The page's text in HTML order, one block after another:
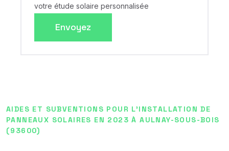
votre étude solaire personnalisée
Envoyez
AIDES ET SUBVENTIONS POUR L'INSTALLATION DE
PANNEAUX SOLAIRES EN 2023 À AULNAY-SOUS-BOIS
(93600)